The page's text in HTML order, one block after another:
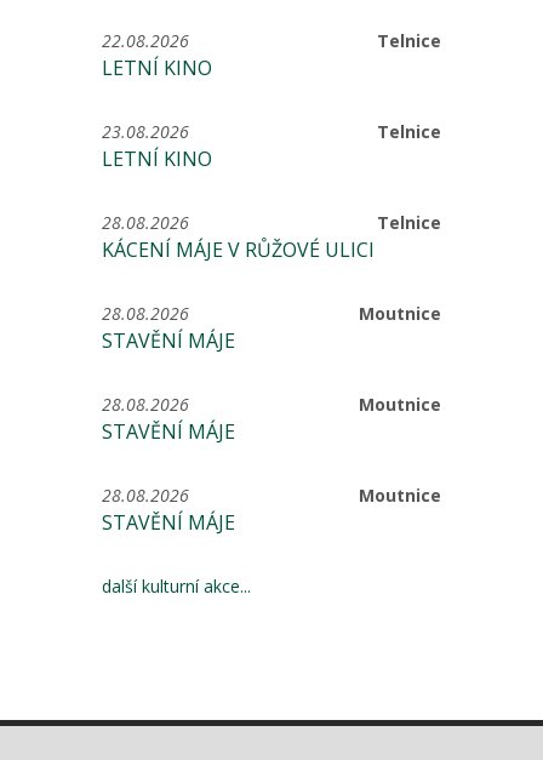
Telnice
22.08.2026
LETNÍ KINO
Telnice
23.08.2026
LETNÍ KINO
Telnice
28.08.2026
KÁCENÍ MÁJE V RŮŽOVÉ ULICI
Moutnice
28.08.2026
STAVĚNÍ MÁJE
Moutnice
28.08.2026
STAVĚNÍ MÁJE
Moutnice
28.08.2026
STAVĚNÍ MÁJE
další kulturní akce...